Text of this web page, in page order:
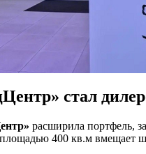
стал
расширила портфель,
400 кв.м вмещает